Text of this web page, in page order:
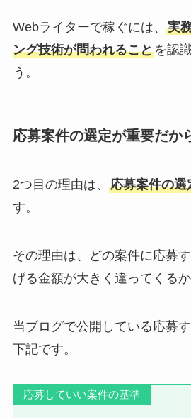
Webライターで稼ぐには、 実
ング技術が問われることを認
う。
応募案件の選定が重要だか
2つ目の理由は、 応募案件の選
す。
その理由は、どの案件に応募
げる金額が大きく違ってくるか
当ブログで公開している応募
下記です。
応募していい案件の基準